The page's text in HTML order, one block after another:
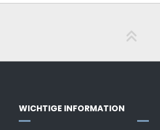
WICHTIGE INFORMATION